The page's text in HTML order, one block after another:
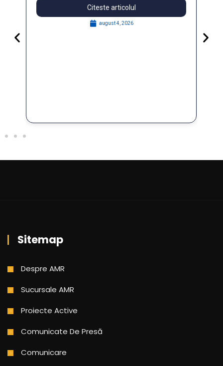
Citeste articolul
august 4, 2026
Sitemap
Despre AMR
Sucursale AMR
Proiecte Active
Comunicate De Presă
Comunicare